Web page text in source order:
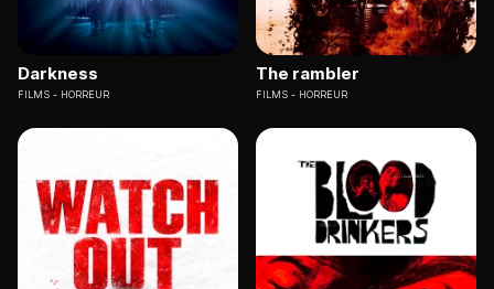
Darkness
FILMS HORREUR
The rambler
FILMS HORREUR